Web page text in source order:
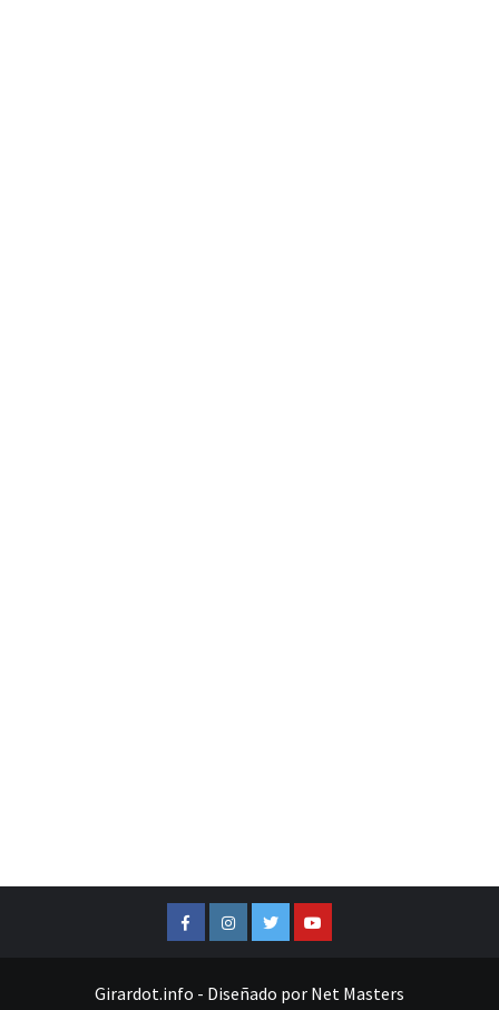
FacebookInstagramTwitterYoutube
Girardot.info - Diseñado por Net Masters